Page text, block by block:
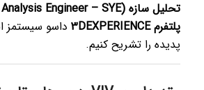
تحلیل سازه (Structural Analysis Engineer – SYE)
پلتفرم 3DEXPERIENCE
داسو سیستمز
پدیده را تشریح کنیم.